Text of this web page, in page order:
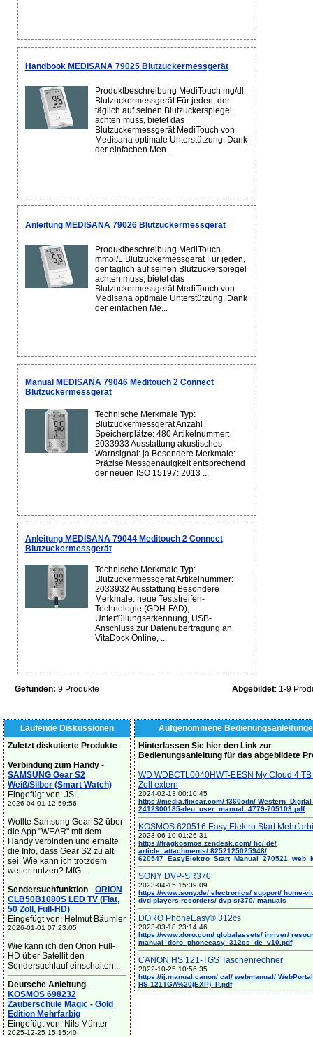
Handbook MEDISANA 79025 Blutzuckermessgerät
Produktbeschreibung MediTouch mg/dl
Blutzuckermessgerät Für jeden, der
täglich auf seinen Blutzuckerspiegel
achten muss, bietet das
Blutzuckermessgerät MediTouch von
Medisana optimale Unterstützung. Dank
der einfachen Men...
Anleitung MEDISANA 79026 Blutzuckermessgerät
Produktbeschreibung MediTouch
mmol/L Blutzuckermessgerät Für jeden,
der täglich auf seinen Blutzuckerspiegel
achten muss, bietet das
Blutzuckermessgerät MediTouch von
Medisana optimale Unterstützung. Dank
der einfachen Me...
Manual MEDISANA 79046 Meditouch 2 Connect
Blutzuckermessgerät
Technische Merkmale Typ:
Blutzuckermessgerät Anzahl
Speicherplätze: 480 Artikelnummer:
2033933 Ausstattung akustisches
Warnsignal: ja Besondere Merkmale:
Präzise Messgenauigkeit entsprechend
der neuen ISO 15197: 2013 ...
Anleitung MEDISANA 79044 Meditouch 2 Connect
Blutzuckermessgerät
Technische Merkmale Typ:
Blutzuckermessgerät Artikelnummer:
2033932 Ausstattung Besondere
Merkmale: neue Teststreifen-
Technologie (GDH-FAD),
Unterfüllungserkennung, USB-
Anschluss zur Datenübertragung an
VitaDock Online, ...
Gefunden: 9 Produkte Abgebildet: 1-9
Laufende Diskussionen
Zuletzt diskutierte Produkte:
Verbindung zum Handy -
SAMSUNG Gear S2
Weiß/Silber (Smart Watch)
Eingefügt von: JSL
2026-04-01 12:59:56
Wollte Samsung Gear S2 über
die App "WEAR" mit dem
Handy verbinden und erhalte
die Info, dass Gear S2 zu alt
sei. Wie kann ich trotzdem
weiter nutzen? MfG...
Sendersuchfunktion - ORION
CLB50B1080S LED TV (Flat,
50 Zoll, Full-HD)
Eingefügt von: Helmut Bäumler
2026-01-01 07:23:05
Wie kann ich den Orion Full-
HD über Satellit den
Sendersuchlauf einschalten...
Deutsche Anleitung -
KOSMOS 698232
Zauberschule Magic - Gold
Edition Mehrfarbig
Eingefügt von: Nils Münter
2025-12-25 15:15:40
Aufgenommene
Hinterlassen Sie hier den Link zur
Bedienungsanleitung für das abgebildete
WD WDBCTL0040HWT-EESN My Cloud 4
Zoll extern
2024-02-13 00:10:45
https://media.flixcar.com/ f360cdn/ Western_Digital-
2412300185-deu_user_manual_4779-705103.pdf
KOSMOS 620516 Easy Elektro Start
2023-06-10 01:26:31
https://fragkosmos.zendesk.com/ hc/ de/
article_attachments/ 8252125025948/
SONY DVP-SR370
2023-04-15 15:39:09
https://www.sony.de/ electronics/ support/ home-
dvd-players-recorders/ dvp-sr370/ manuals
DORO PhoneEasy® 312cs
2023-03-18 23:14:46
https://www.doro.com/ globalassets/ inriver/
manual_doro_phoneeasy_312cs_de_v10.pdf
CANON HS 121-TGS Taschenrechner
2022-10-25 10:56:35
https://ij.manual.canon/ cal/ webmanual/
HS-121TGA%20(EXP)_P.pdf